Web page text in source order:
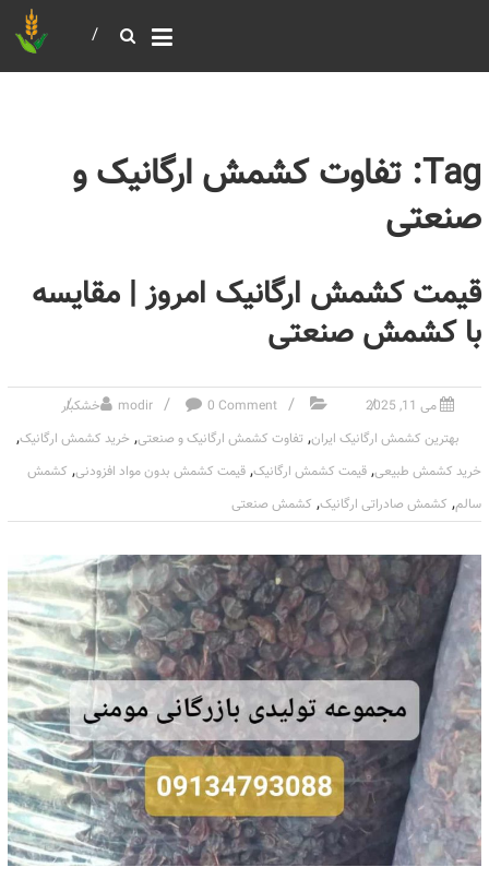
Tag: تفاوت کشمش ارگانیک و
صنعتی
قیمت کشمش ارگانیک امروز | مقایسه
با کشمش صنعتی
می 11, 2025 modir 0 Comment
خشکبار
بهترین کشمش ارگانیک ایران, تفاوت کشمش ارگانیک و صنعتی, خرید کشمش ارگانیک,
خرید کشمش طبیعی, قیمت کشمش ارگانیک, قیمت کشمش بدون مواد افزودنی, کشمش
سالم, کشمش صادراتی ارگانیک, کشمش صنعتی